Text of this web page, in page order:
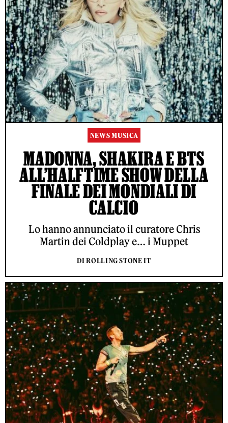
NEWS MUSICA
MADONNA, SHAKIRA E BTS
ALL’HALFTIME SHOW DELLA
FINALE DEI MONDIALI DI
CALCIO
Lo hanno annunciato il curatore Chris
Martin dei Coldplay e… i Muppet
DI ROLLING STONE IT